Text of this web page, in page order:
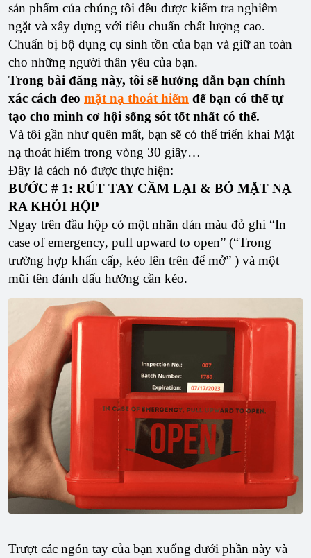
sản phẩm của chúng tôi đều được kiểm tra nghiêm
ngặt và xây dựng với tiêu chuẩn chất lượng cao.
Chuẩn bị bộ dụng cụ sinh tồn của bạn và giữ an toàn
cho những người thân yêu của bạn.
Trong bài đăng này, tôi sẽ hướng dẫn bạn chính
xác cách đeo mặt nạ thoát hiểm để bạn có thể tự
tạo cho mình cơ hội sống sót tốt nhất có thể.
Và tôi gần như quên mất, bạn sẽ có thể triển khai Mặt
nạ thoát hiểm trong vòng 30 giây…
Đây là cách nó được thực hiện:
BƯỚC # 1: RÚT TAY CẦM LẠI & BỎ MẶT NẠ
RA KHỎI HỘP
Ngay trên đầu hộp có một nhãn dán màu đỏ ghi “In
case of emergency, pull upward to open” (“Trong
trường hợp khẩn cấp, kéo lên trên để mở” ) và một
mũi tên đánh dấu hướng cần kéo.
Trượt các ngón tay của bạn xuống dưới phần này và